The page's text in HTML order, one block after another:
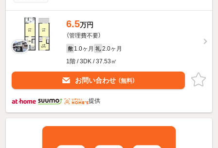
6.5万円
（管理費不要）
敷 1.0ヶ月 礼 2.0ヶ月
1階 / 3DK / 37.53㎡
お問い合わせ （無料）
提供